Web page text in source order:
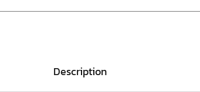
Description